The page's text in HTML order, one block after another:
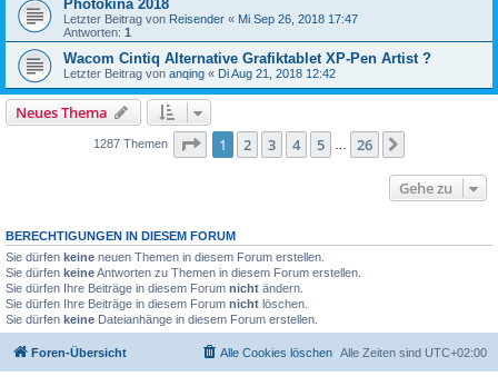
Photokina 2018
Letzter Beitrag von Reisender « Mi Sep 26, 2018 17:47
Antworten: 1
Wacom Cintiq Alternative Grafiktablet XP-Pen Artist ?
Letzter Beitrag von anqing « Di Aug 21, 2018 12:42
Neues Thema
1287 Themen Seite 1von 26
1 2 3 4 5 26
Gehe zu
BERECHTIGUNGEN IN DIESEM FORUM
Sie dürfen keine neuen Themen in diesem Forum erstellen.
Sie dürfen keineAntworten zu Themen in diesem Forum erstellen.
Sie dürfen Ihre Beiträge in diesem Forum nicht ändern.
Sie dürfen Ihre Beiträge in diesem Forum nicht löschen.
Sie dürfen keine Dateianhänge in diesem Forum erstellen.
Foren-Übersicht Alle Zeiten sind UTC+02:00
Alle Cookies löschen